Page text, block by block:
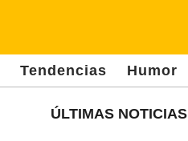
Tendencias Humor
ÚLTIMAS NOTICIAS